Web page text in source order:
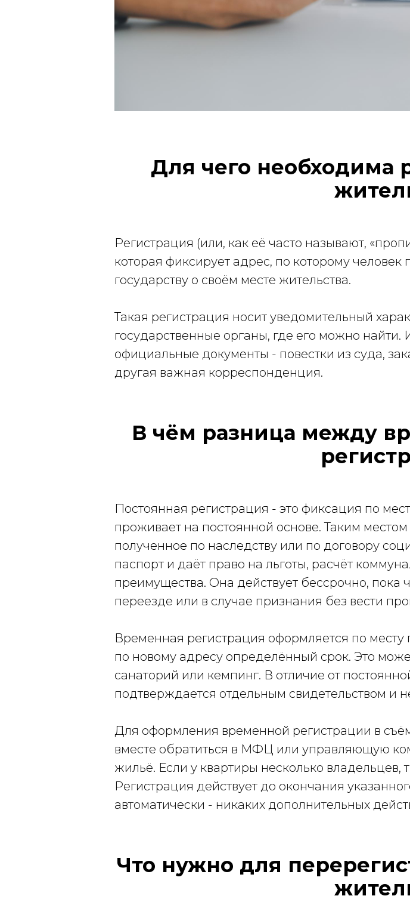
Для чего необходима
Регистрация (или, как её часто называют,
которая фиксирует адрес, по которому
государству о своём месте жительства.
Такая регистрация носит уведомительный
государственные органы, где его можно найти.
официальные документы - повестки из суда,
другая важная корреспонденция.
В чём разница между
Постоянная регистрация - это фиксация по
проживает на постоянной основе. Таким
полученное по наследству или по договору
паспорт и даёт право на льготы, расчёт
преимущества. Она действует бессрочно, пока
переезде или в случае признания без вести
Временная регистрация оформляется по
по новому адресу определённый срок. Это
санаторий или кемпинг. В отличие от
подтверждается отдельным свидетельством и
Для оформления временной регистрации в
вместе обратиться в МФЦ или управляющую
жильё. Если у квартиры несколько владельцев,
Регистрация действует до окончания
автоматически - никаких дополнительных
Что нужно для